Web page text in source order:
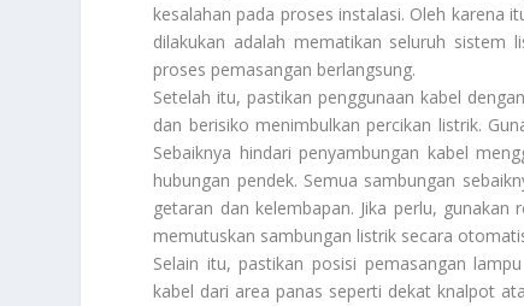
kesalahan pada proses instalasi. Oleh karena
dilakukan adalah mematikan seluruh sistem
proses pemasangan berlangsung.
Setelah itu, pastikan penggunaan kabel
dan berisiko menimbulkan percikan listrik.
Sebaiknya hindari penyambungan kabel
hubungan pendek. Semua sambungan
getaran dan kelembapan. Jika perlu,
memutuskan sambungan listrik secara
Selain itu, pastikan posisi pemasangan
kabel dari area panas seperti dekat knalpot